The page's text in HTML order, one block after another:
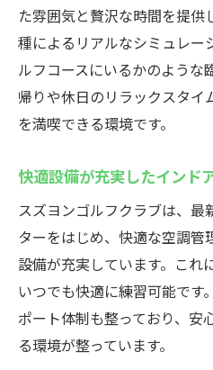
た雰囲気と贅沢な時間を提供
種によるリアルなシミュレー
ルフコースにいるかのような
帰りや休日のリラックスタ
を満喫できる環境です。
快適設備が充実したインド
スズヨンゴルフクラブは、最
ターをはじめ、快適な空調
設備が充実しています。これ
いつでも快適に練習可能です
ポート体制も整っており、安
る環境が整っています。